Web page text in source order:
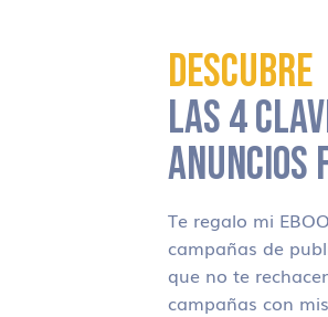
DESCUBRE
LAS 4
ANUNCIOS
Te regalo mi
campañas de
que no te
campañas con